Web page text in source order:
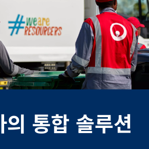
의 통합 솔루션